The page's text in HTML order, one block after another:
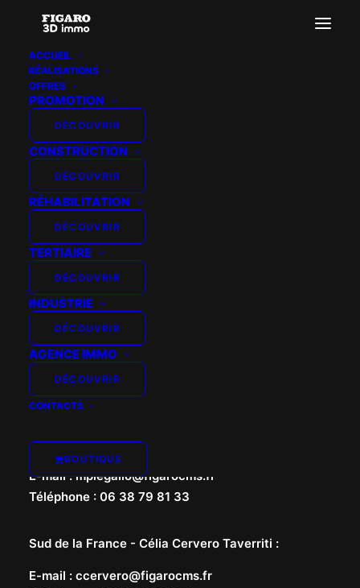
ACCUEIL
RÉALISATIONS
OFFRES
PROMOTION
DÉCOUVRIR
CONSTRUCTION
DÉCOUVRIR
RÉHABILITATION
DÉCOUVRIR
TERTIAIRE
DÉCOUVRIR
INDUSTRIE
DÉCOUVRIR
AGENCE IMMO
DÉCOUVRIR
CONTACTS
BOUTIQUE
PROMOGIM – LA
BANANERAIE
Nord de la France -Marie-Pierre Le Gallo
E-mail:mplegallo@figarocms.fr
Téléphone : 06 38 79 81 33
Sud de la France - Célia Cervero Taverriti :
E-mail : ccervero@figarocms.fr